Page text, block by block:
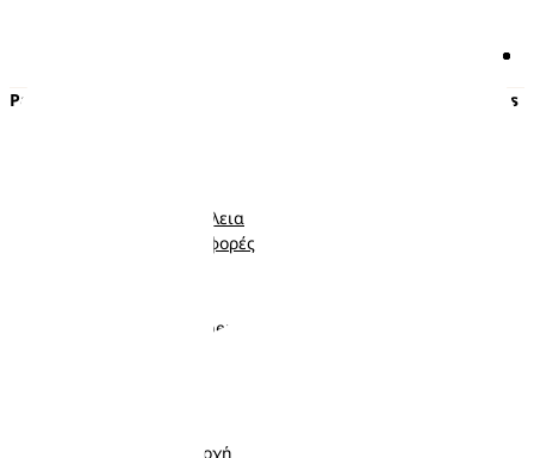
Pampers
Ποιότητα και Ασφάλεια
Κουπόνια και προσφορές
Περισσότερα από τα Pampers
Σχετικά με τα Pampers
Αλλαγή χώρα/περιοχή